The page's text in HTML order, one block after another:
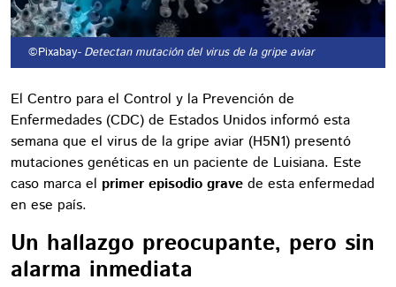
©Pixabay- Detectan mutación del virus de la gripe aviar
El Centro para el Control y la Prevención de
Enfermedades (CDC) de Estados Unidos informó esta
semana que el virus de la gripe aviar (H5N1) presentó
mutaciones genéticas en un paciente de Luisiana. Este
caso marca el primer episodio grave de esta enfermedad
en ese país.
Un hallazgo preocupante, pero sin
alarma inmediata